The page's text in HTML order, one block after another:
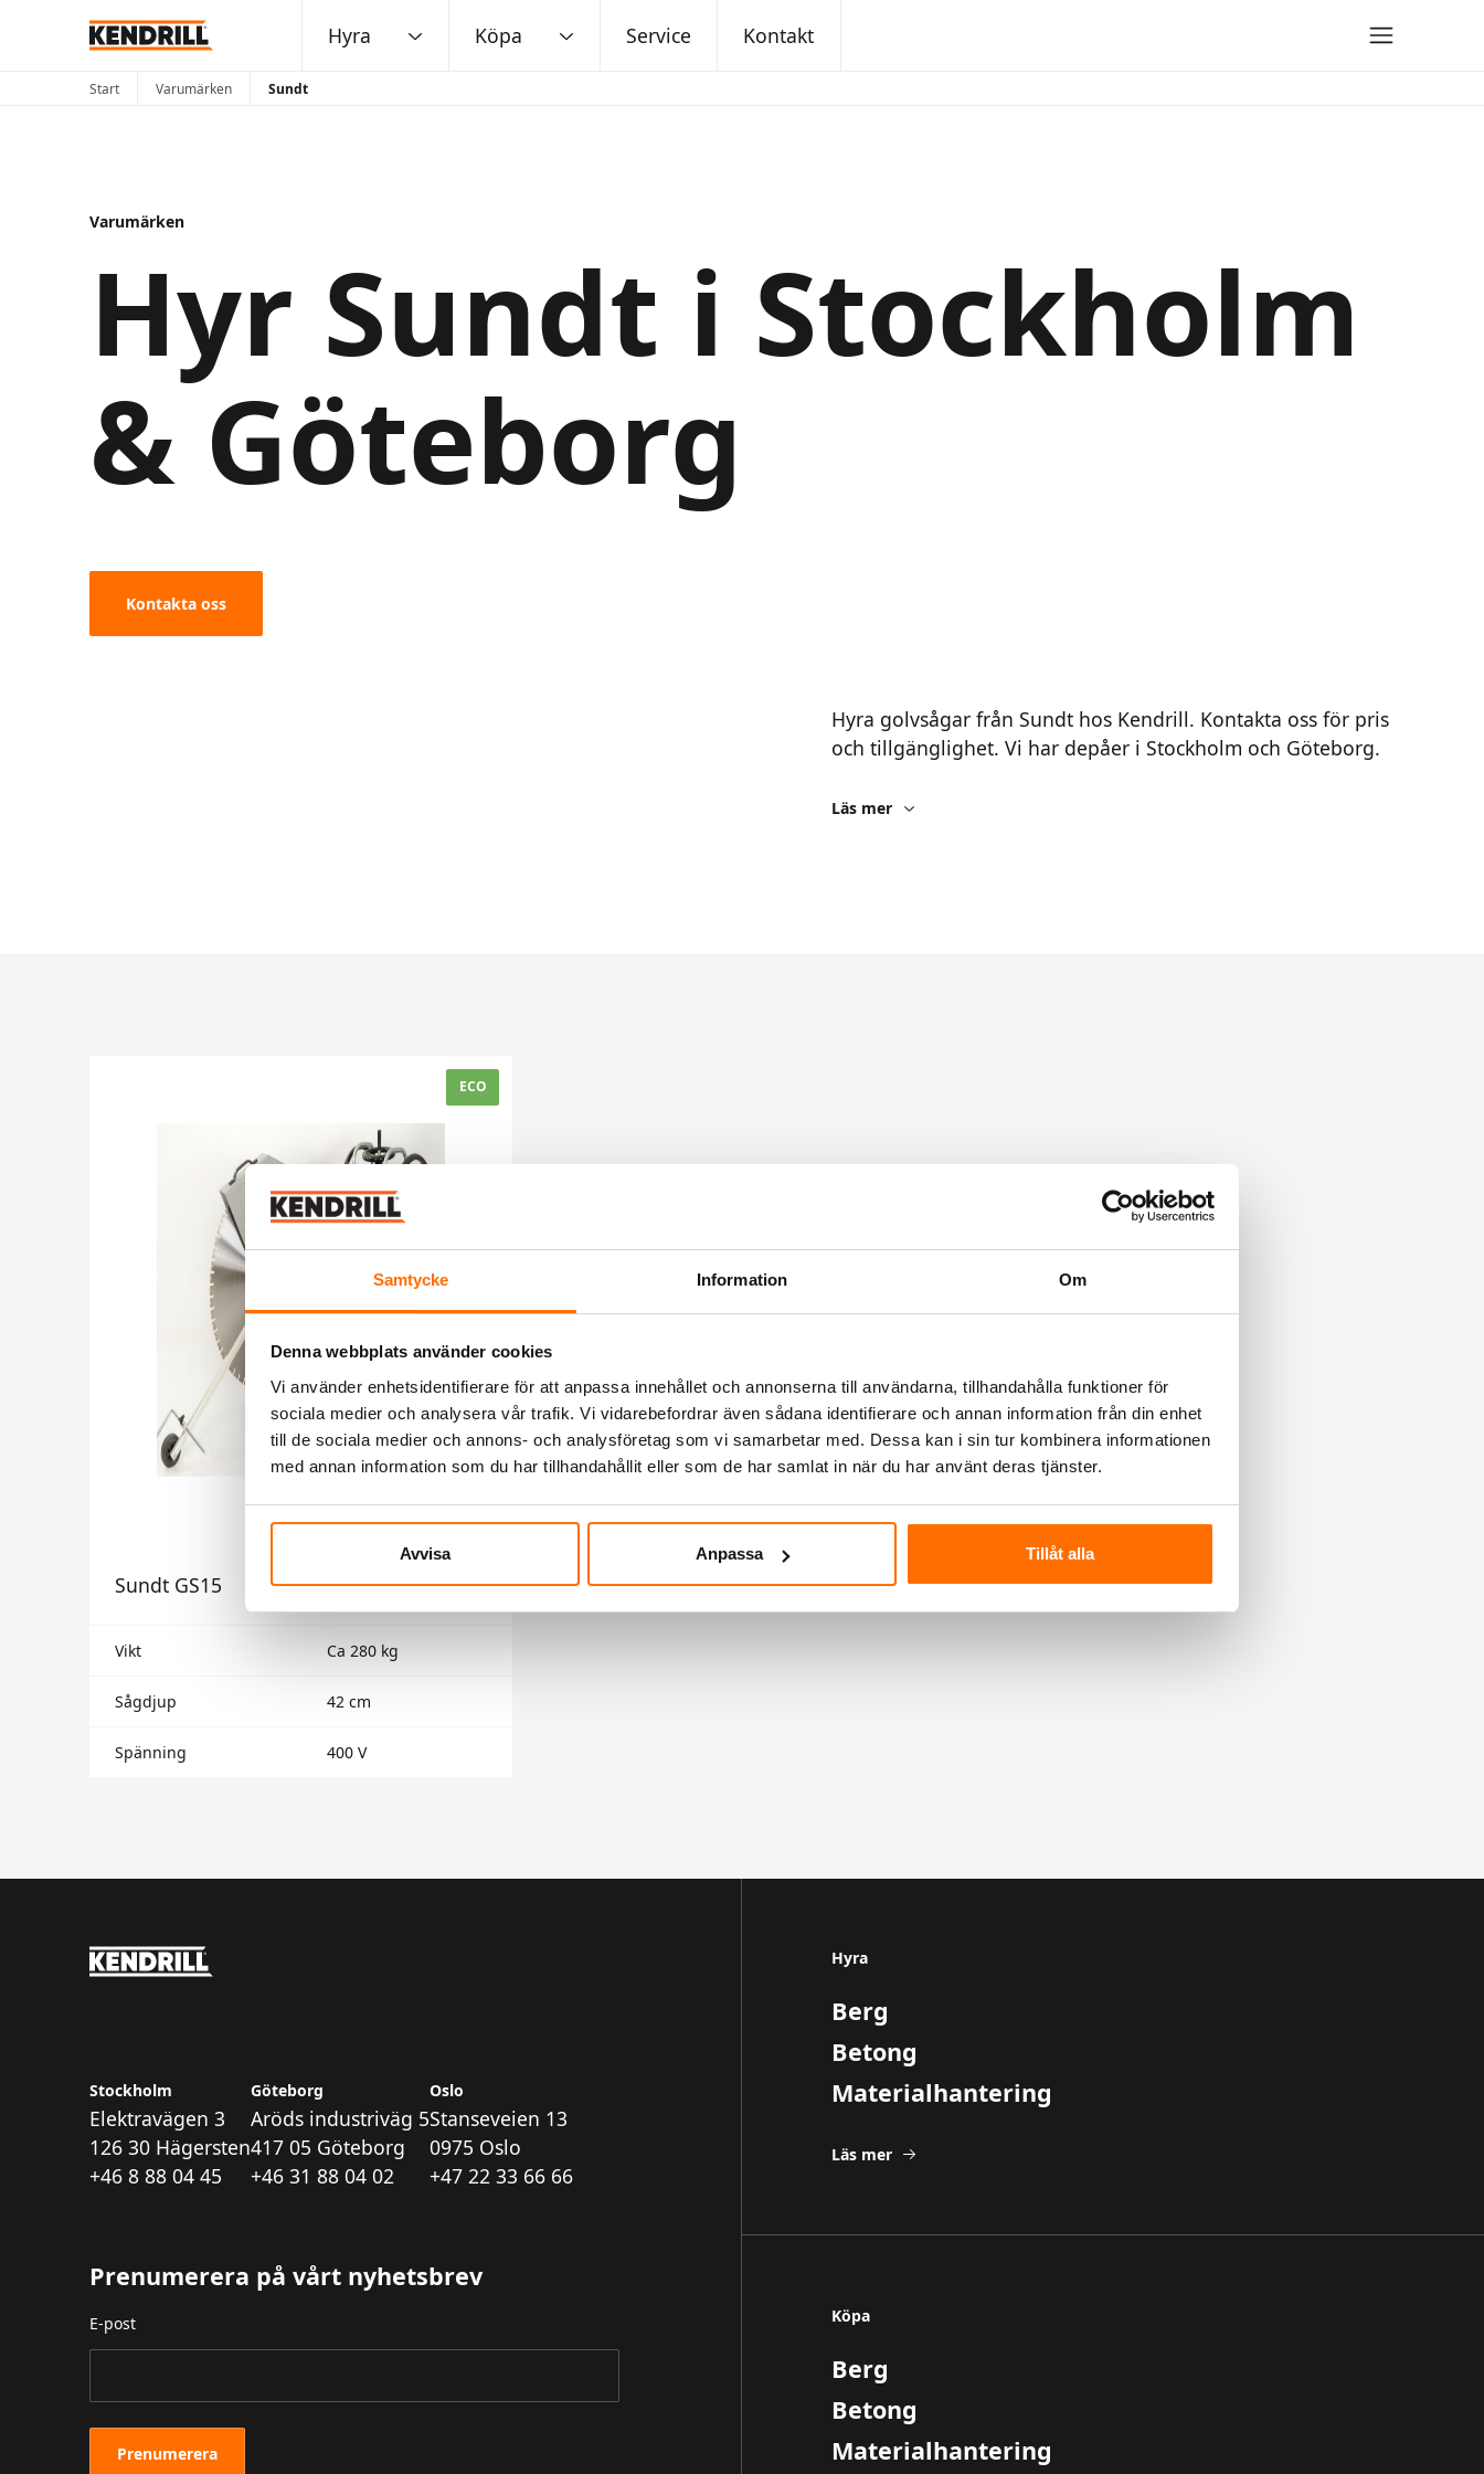
Samtycke Information Om
Denna webbplats använder cookies
Vi använder enhetsidentifierare för att anpassa innehållet och annonserna till användarna, tillhandahålla funktioner för
sociala medier och analysera vår trafik. Vi vidarebefordrar även sådana identifierare och annan information från din enhet
till de sociala medier och annons- och analysföretag som vi samarbetar med. Dessa kan i sin tur kombinera informationen
med annan information som du har tillhandahållit eller som de har samlat in när du har använt deras tjänster.
Avvisa Anpassa Tillåt alla
Hyra Köpa Service Kontakt
Start Varumärken Sundt
Varumärken
Hyr Sundt i Stockholm
& Göteborg
Kontakta oss
Hyra golvsågar från Sundt hos Kendrill. Kontakta oss för pris
och tillgänglighet. Vi har depåer i Stockholm och Göteborg.
Läs mer
ECO
Sundt GS15
Vikt Ca 280 kg
Sågdjup 42 cm
Spänning 400 V
Stockholm
Elektravägen 3
126 30 Hägersten
+46 8 88 04 45
Göteborg
Aröds industriväg 5
417 05 Göteborg
+46 31 88 04 02
Oslo
Stanseveien 13
0975 Oslo
+47 22 33 66 66
Prenumerera på vårt nyhetsbrev
E-post
Hyra
Berg
Betong
Materialhantering
Läs mer
Köpa
Berg
Betong
Materialhantering